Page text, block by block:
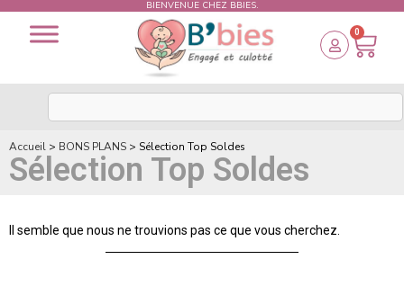
BIENVENUE CHEZ BBIES.
0
Accueil > BONS PLANS > Sélection Top Soldes
Sélection Top Soldes
Il semble que nous ne trouvions pas ce que vous cherchez.